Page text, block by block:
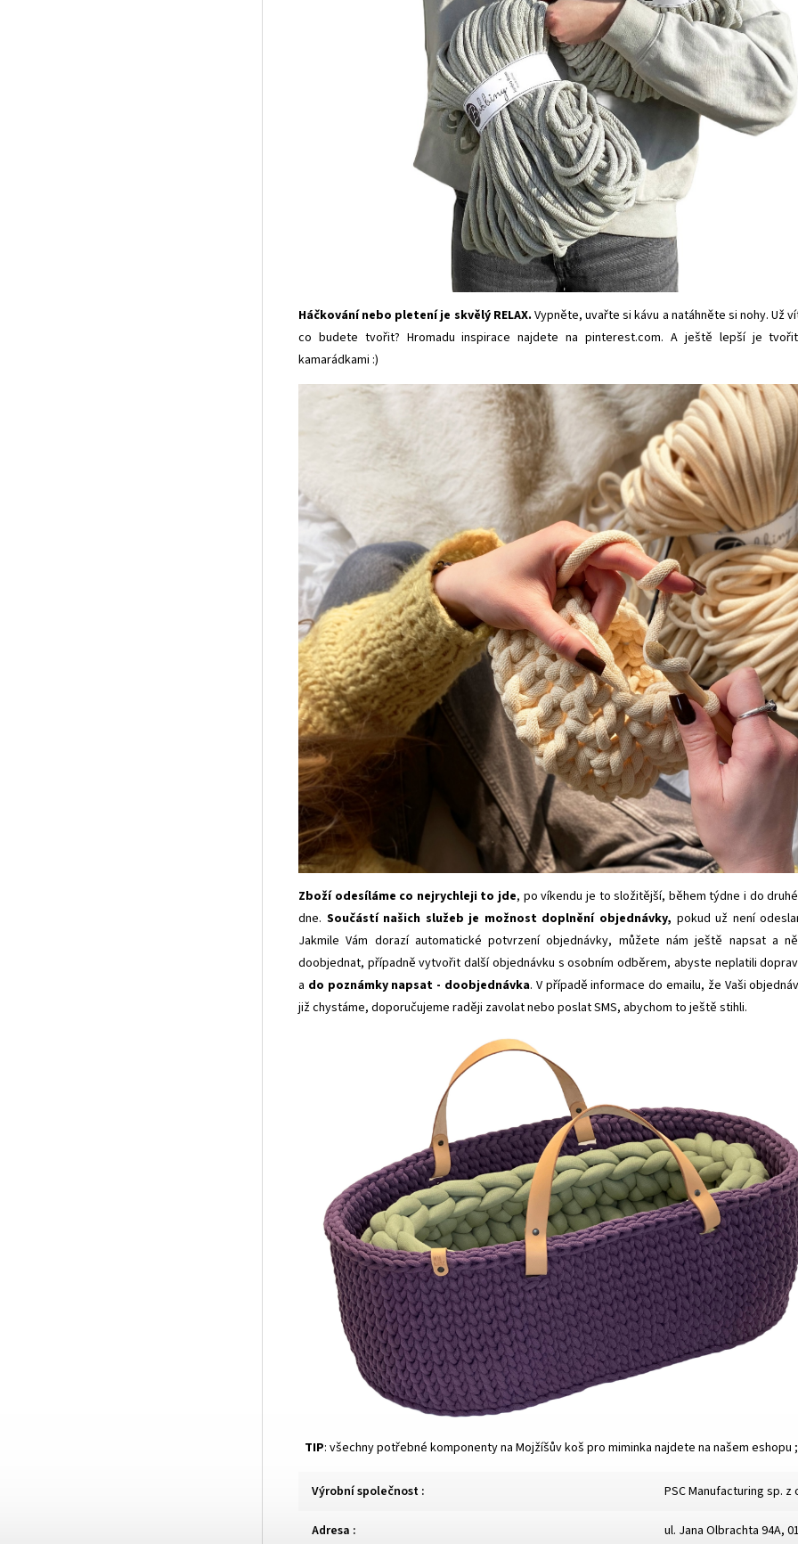
Háčkování nebo pletení je skvělý RELAX. Vypněte, uvařte si kávu a natáhněte si nohy. Už
co budete tvořit? Hromadu inspirace najdete napinterest.com. A ještě lepší je
kamarádkami :)
Zboží odesíláme co nejrychleji to jde, po víkendu je to složitější, během týdne i do
dne. Součástí našich služeb je možnost doplnění objednávky, pokud už není
Jakmile Vám dorazí automatické potvrzení objednávky, můžete nám ještě napsat a
doobjednat, případně vytvořit další objednávku s osobním odběrem, abyste neplatili
a do poznámky napsat - doobjednávka. V případě informace do emailu, že Vaši
již chystáme, doporučujeme raději zavolat nebo poslat SMS, abychom to ještě stihli.
TIP: všechny potřebné komponenty na Mojžíšův koš pro miminka najdete na našem eshopu
Výrobní společnost : PSC Manufacturing sp. z
Adresa : ul. Jana Olbrachta 94A,